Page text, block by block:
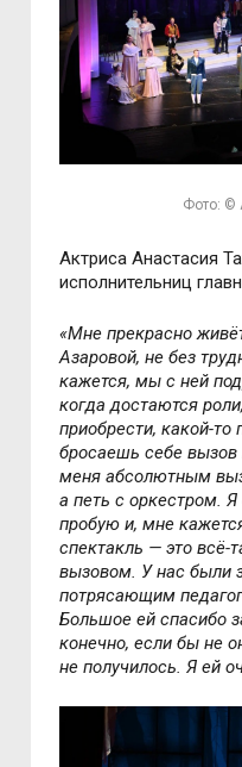
Фото: ©
Актриса Анастасия
исполнительниц
«Мне прекрасно
Азаровой, не без
кажется, мы с ней
когда достаются
приобрести, какой-
бросаешь себе
меня абсолютным
а петь с оркестром.
пробую и, мне
спектакль — это всё-
вызовом. У нас были
потрясающим
Большое ей спасибо
конечно, если бы не
не получилось. Я ей